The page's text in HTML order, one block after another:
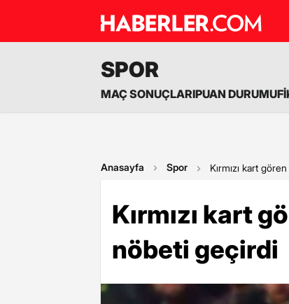
SPOR
MAÇ SONUÇLARIPUAN DURUMU
Anasayfa Spor Kırmızı kart
Kırmızı kart
nöbeti geçirdi